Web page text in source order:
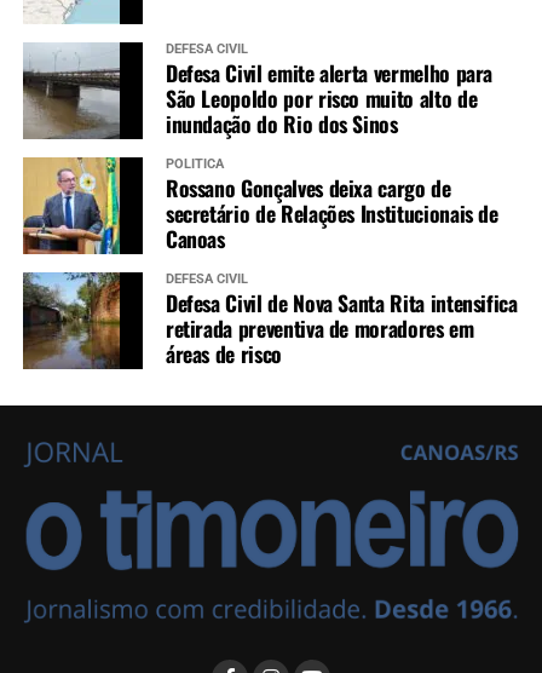
DEFESA CIVIL
Defesa Civil emite alerta vermelho para
São Leopoldo por risco muito alto de
inundação do Rio dos Sinos
POLÍTICA
Rossano Gonçalves deixa cargo de
secretário de Relações Institucionais de
Canoas
DEFESA CIVIL
Defesa Civil de Nova Santa Rita intensifica
retirada preventiva de moradores em
áreas de risco